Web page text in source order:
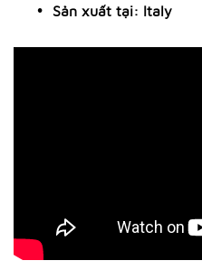
Sản xuất tại: Italy